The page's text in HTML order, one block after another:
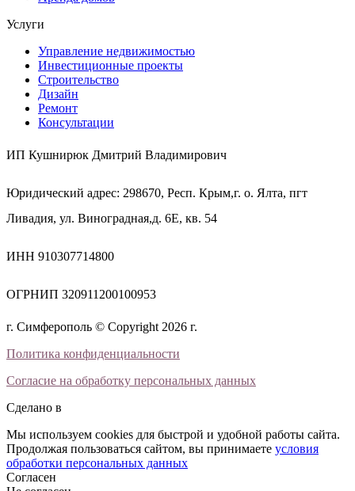
Услуги
Управление недвижимостью
Инвестиционные проекты
Строительство
Дизайн
Ремонт
Консультации
ИП Кушнирюк Дмитрий Владимирович
Юридический адрес: 298670, Респ. Крым,г. о. Ялта, пгт
Ливадия, ул. Виноградная,д. 6Е, кв. 54
ИНН 910307714800
ОГРНИП 320911200100953
г. Симферополь © Copyright 2026 г.
Политика конфиденциальности
Согласие на обработку персональных данных
Сделано в
Мы используем cookies для быстрой и удобной работы сайта.
Продолжая пользоваться сайтом, вы принимаете условия
обработки персональных данных
Согласен